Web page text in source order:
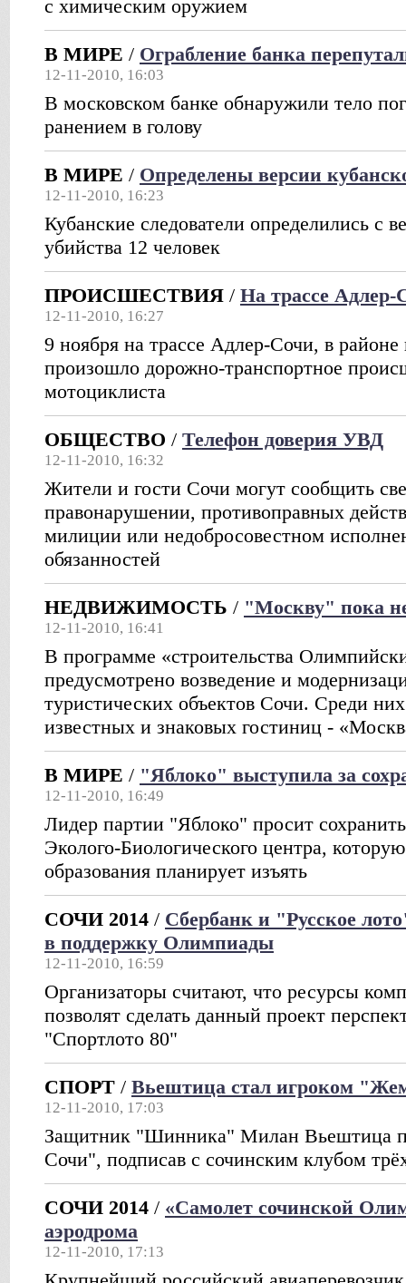
с химическим оружием
В МИРЕ / Ограбление банка
12-11-2010, 16:03
В московском банке обнаружили тело
ранением в голову
В МИРЕ / Определены версии
12-11-2010, 16:23
Кубанские следователи определились с
убийства 12 человек
ПРОИСШЕСТВИЯ / На трассе
12-11-2010, 16:27
9 ноября на трассе Адлер-Сочи, в районе
произошло дорожно-транспортное
мотоциклиста
ОБЩЕСТВО / Телефон доверия УВД
12-11-2010, 16:32
Жители и гости Сочи могут сообщить
правонарушении, противоправных
милиции или недобросовестном
обязанностей
НЕДВИЖИМОСТЬ / "Москву" пока
12-11-2010, 16:41
В программе «строительства
предусмотрено возведение и
туристических объектов Сочи. Среди
известных и знаковых гостиниц -
В МИРЕ / "Яблоко" выступила за
12-11-2010, 16:49
Лидер партии "Яблоко" просит
Эколого-Биологического центра,
образования планирует изъять
СОЧИ 2014 / Сбербанк и "Русское
в поддержку Олимпиады
12-11-2010, 16:59
Организаторы считают, что ресурсы
позволят сделать данный проект
"Спортлото 80"
СПОРТ / Вьештица стал игроком
12-11-2010, 17:03
Защитник "Шинника" Милан Вьештица
Сочи", подписав с сочинским клубом
СОЧИ 2014 / «Самолет сочинской
аэродрома
12-11-2010, 17:13